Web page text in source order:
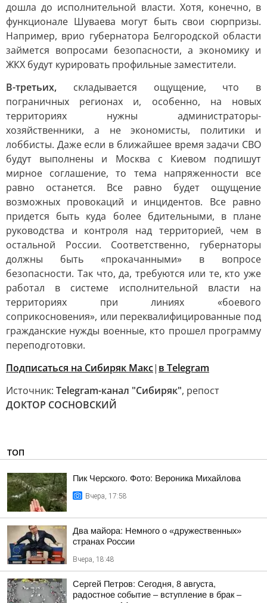
дошла до исполнительной власти. Хотя, конечно, в
функционале Шуваева могут быть свои сюрпризы.
Например, врио губернатора Белгородской области
займется вопросами безопасности, а экономику и
ЖКХ будут курировать профильные заместители.
В-третьих, складывается ощущение, что в
пограничных регионах и, особенно, на новых
территориях нужны администраторы-
хозяйственники, а не экономисты, политики и
лоббисты. Даже если в ближайшее время задачи СВО
будут выполнены и Москва с Киевом подпишут
мирное соглашение, то тема напряженности все
равно останется. Все равно будет ощущение
возможных провокаций и инцидентов. Все равно
придется быть куда более бдительными, в плане
руководства и контроля над территорией, чем в
остальной России. Соответственно, губернаторы
должны быть «прокачанными» в вопросе
безопасности. Так что, да, требуются или те, кто уже
работал в системе исполнительной власти на
территориях при линиях «боевого
соприкосновения», или переквалифицированные под
гражданские нужды военные, кто прошел программу
переподготовки.
Подписаться на Сибиряк Mакс| в Telegram
Источник: Telegram-канал "Сибиряк", репост
ДОКТОР СОСНОВСКИЙ
ТОП
Пик Черского. Фото: Вероника Михайлова
Вчера, 17:58
Два майора: Немного о «дружественных»
странах России
Вчера, 18:48
Сергей Петров: Сегодня, 8 августа,
радостное событие – вступление в брак –